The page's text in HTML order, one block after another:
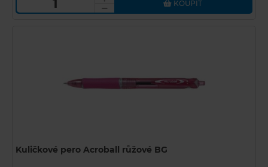
KOUPIT
Kuličkové pero Acroball růžové BG